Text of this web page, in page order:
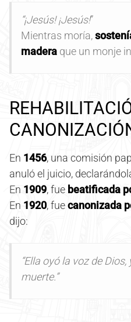
“¡Jesús! ¡Jesús!”
Mientras moría,
madera que un monje
En 1456, una comisión
anuló el juicio,
En 1909, fue beatificada
En 1920, fuecanonizada
dijo:
“Ella oyó la voz de
muerte.”